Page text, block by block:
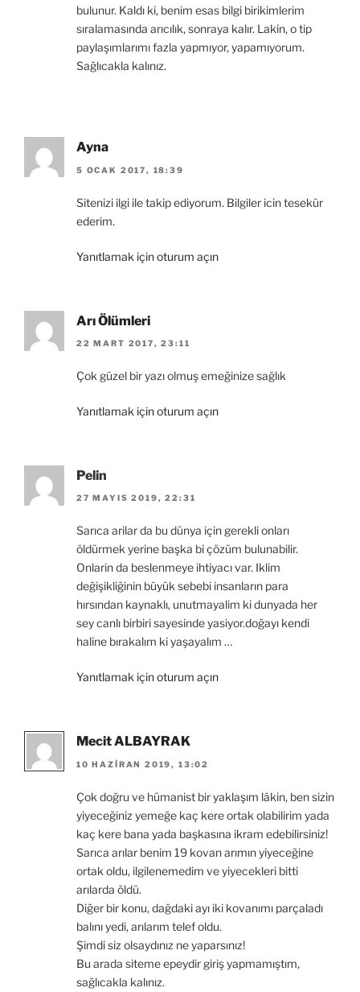
bulunur. Kaldı ki, benim esas bilgi birikimlerim
sıralamasında arıcılık, sonraya kalır. Lakin, o tip
paylaşımlarımı fazla yapmıyor, yapamıyorum.
Sağlıcakla kalınız.
Ayna
5 OCAK 2017, 18:39
Sitenizi ilgi ile takip ediyorum. Bilgiler icin tesekür
ederim.
Yanıtlamak için oturum açın
Arı Ölümleri
22 MART 2017, 23:11
Çok güzel bir yazı olmuş emeğinize sağlık
Yanıtlamak için oturum açın
Pelin
27 MAYIS 2019, 22:31
Sarıca arilar da bu dünya için gerekli onları
öldürmek yerine başka bi çözüm bulunabilir.
Onlarin da beslenmeye ihtiyacı var. Iklim
değişikliğinin büyük sebebi insanların para
hırsından kaynaklı, unutmayalim ki dunyada her
sey canlı birbiri sayesinde yasiyor.doğayı kendi
haline bırakalım ki yaşayalım …
Yanıtlamak için oturum açın
Mecit ALBAYRAK
10 HAZIRAN 2019, 13:02
Çok doğru ve hümanist bir yaklaşım lâkin, ben sizin
yiyeceğiniz yemeğe kaç kere ortak olabilirim yada
kaç kere bana yada başkasına ikram edebilirsiniz!
Sarıca arılar benim 19 kovan arımın yiyeceğine
ortak oldu, ilgilenemedim ve yiyecekleri bitti
arılarda öldü.
Diğer bir konu, dağdaki ayı iki kovanımı parçaladı
balını yedi, arılarım telef oldu.
Şimdi siz olsaydınız ne yaparsınız!
Bu arada siteme epeydir giriş yapmamıştım,
sağlıcakla kalınız.